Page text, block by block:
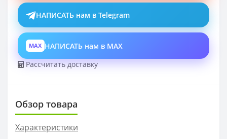
НАПИСАТЬ нам в Telegram
MAX НАПИСАТЬ нам в MAX
Рассчитать доставку
Обзор товара
Характеристики